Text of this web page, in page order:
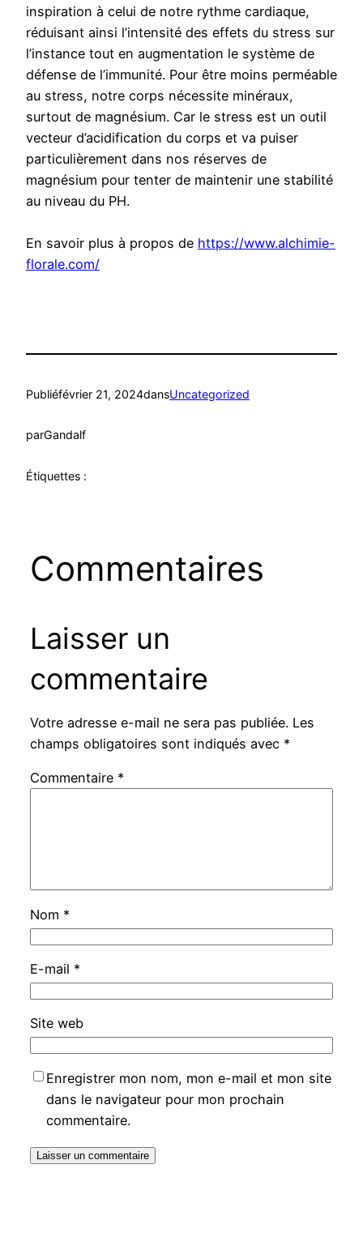
inspiration à celui de notre rythme cardiaque,
réduisant ainsi l’intensité des effets du stress sur
l’instance tout en augmentation le système de
défense de l’immunité. Pour être moins perméable
au stress, notre corps nécessite minéraux,
surtout de magnésium. Car le stress est un outil
vecteur d’acidification du corps et va puiser
particulièrement dans nos réserves de
magnésium pour tenter de maintenir une stabilité
au niveau du PH.
En savoir plus à propos de https://www.alchimie-
florale.com/
Publiéfévrier 21, 2024dansUncategorized
parGandalf
Étiquettes :
Commentaires
Laisser un
commentaire
Votre adresse e-mail ne sera pas publiée. Les
champs obligatoires sont indiqués avec *
Commentaire *
Nom *
E-mail *
Site web
Enregistrer mon nom, mon e-mail et mon site
dans le navigateur pour mon prochain
commentaire.